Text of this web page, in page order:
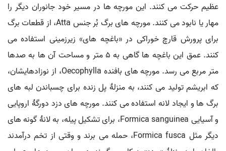
عظیم حرکت می کنند. این مورچه ها در مسیر خود جانوران دیگر را
مهار یا نابود می کنند. مورچه های برگ بُر جنس Atta، از قطعات برگ
برای پرورش قارچ خوراکی در «باغچه های» زیرزمینی استفاده می
کنند. عمق این باغچه ها گاهی به ۵ متر و مساحت آن ها به صدها
متر مربع می رسد. مورچه های بافنده Oecophylla، از نوزادهایشان،
که ابریشم تولید می کنند، به منزلۀ پل زنده برای چسباندن لبه های
برگ ها و ایجاد لانه استفاده می کنند. مورچه های دزد دورگۀ اروپایی
و آسیایی Formica sanguinea، برای تشکیل پیله، به لانۀ گونه های
دیگر مثل Formica fusca، حمله می برند و وقتی از تخم درآمدند